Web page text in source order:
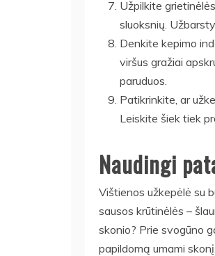
Užpilkite
sluoksnių.
Denkite kepimo
viršus gražiai
paruduos.
Patikrinkite, ar
Leiskite šiek tiek
Naudingi
Vištienos užkepėlė su
sausos krūtinėlės –
skonio? Prie svogūno
papildomą umami